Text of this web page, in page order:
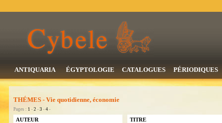
ANTIQUARIA ÉGYPTOLOGIE CATALOGUES PÉRIODIQUES
THÉMES - Vie quotidienne, économie
Pages : 1 - 2 - 3 - 4 -
AUTEUR TITRE